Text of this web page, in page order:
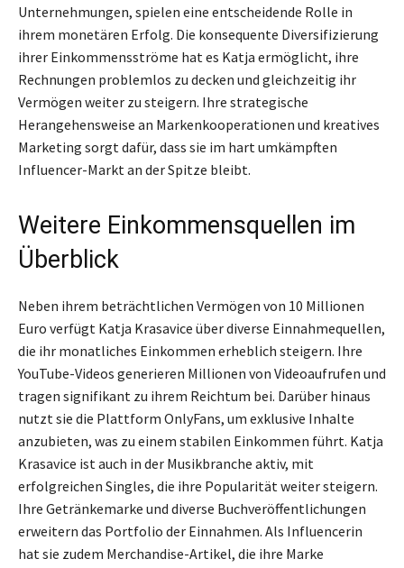
Unternehmungen, spielen eine entscheidende Rolle in
ihrem monetären Erfolg. Die konsequente Diversifizierung
ihrer Einkommensströme hat es Katja ermöglicht, ihre
Rechnungen problemlos zu decken und gleichzeitig ihr
Vermögen weiter zu steigern. Ihre strategische
Herangehensweise an Markenkooperationen und kreatives
Marketing sorgt dafür, dass sie im hart umkämpften
Influencer-Markt an der Spitze bleibt.
Weitere Einkommensquellen im
Überblick
Neben ihrem beträchtlichen Vermögen von 10 Millionen
Euro verfügt Katja Krasavice über diverse Einnahmequellen,
die ihr monatliches Einkommen erheblich steigern. Ihre
YouTube-Videos generieren Millionen von Videoaufrufen und
tragen signifikant zu ihrem Reichtum bei. Darüber hinaus
nutzt sie die Plattform OnlyFans, um exklusive Inhalte
anzubieten, was zu einem stabilen Einkommen führt. Katja
Krasavice ist auch in der Musikbranche aktiv, mit
erfolgreichen Singles, die ihre Popularität weiter steigern.
Ihre Getränkemarke und diverse Buchveröffentlichungen
erweitern das Portfolio der Einnahmen. Als Influencerin
hat sie zudem Merchandise-Artikel, die ihre Marke